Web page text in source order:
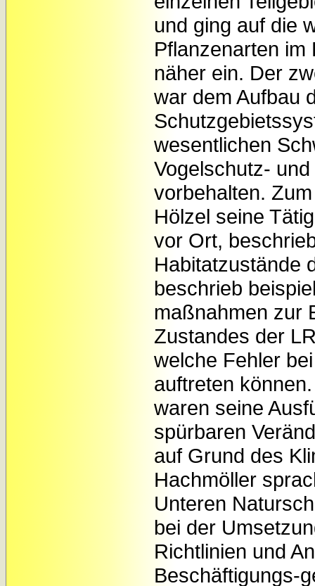
und ging auf die
Pflanzenarten im
näher ein. Der
war dem Aufbau
wesentlichen
Vogelschutz-
vorbehalten.
Hölzel seine
vor Ort,
Habitatzustände
beschrieb
maßnahmen zur
Zustandes der
welche Fehler
auftreten
waren seine
spürbaren
auf Grund des
Hachmöller
Unteren
bei der
Richtlinien und
Beschäftigungs-